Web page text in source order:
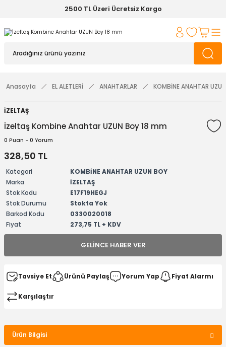
2500 TL Üzeri Ücretsiz Kargo
Anasayfa EL ALETLERİ ANAHTARLAR KOMBİNE ANAHTAR
İZELTAŞ
İzeltaş Kombine Anahtar UZUN Boy 18 mm
0 Puan - 0 Yorum
328,50 TL
Kategori
KOMBİNE ANAHTAR UZUN BOY
Marka
İZELTAŞ
Stok Kodu
E17F19HEGJ
Stok Durumu
Stokta Yok
Barkod Kodu
0330020018
Fiyat
273,75 TL + KDV
GELINCE HABER VER
Tavsiye Et Ürünü Paylaş Yorum Yap Fiyat Alarmı
Karşılaştır
Ürün Bilgisi